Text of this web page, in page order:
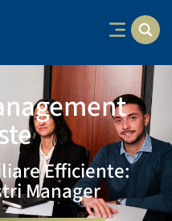
Efficiente:
Manager